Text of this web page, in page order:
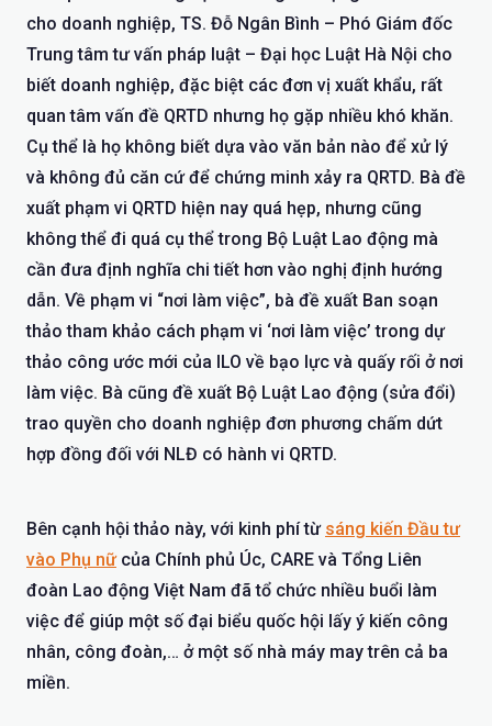
cho doanh nghiệp, TS. Đỗ Ngân Bình – Phó Giám đốc
Trung tâm tư vấn pháp luật – Đại học Luật Hà Nội cho
biết doanh nghiệp, đặc biệt các đơn vị xuất khẩu, rất
quan tâm vấn đề QRTD nhưng họ gặp nhiều khó khăn.
Cụ thể là họ không biết dựa vào văn bản nào để xử lý
và không đủ căn cứ để chứng minh xảy ra QRTD. Bà đề
xuất phạm vi QRTD hiện nay quá hẹp, nhưng cũng
không thể đi quá cụ thể trong Bộ Luật Lao động mà
cần đưa định nghĩa chi tiết hơn vào nghị định hướng
dẫn. Về phạm vi “nơi làm việc”, bà đề xuất Ban soạn
thảo tham khảo cách phạm vi ‘nơi làm việc’ trong dự
thảo công ước mới của ILO về bạo lực và quấy rối ở nơi
làm việc. Bà cũng đề xuất Bộ Luật Lao động (sửa đổi)
trao quyền cho doanh nghiệp đơn phương chấm dứt
hợp đồng đối với NLĐ có hành vi QRTD.
Bên cạnh hội thảo này, với kinh phí từ sáng kiến Đầu tư
vào Phụ nữcủa Chính phủ Úc, CARE và Tổng Liên
đoàn Lao động Việt Nam đã tổ chức nhiều buổi làm
việc để giúp một số đại biểu quốc hội lấy ý kiến công
nhân, công đoàn,… ở một số nhà máy may trên cả ba
miền.